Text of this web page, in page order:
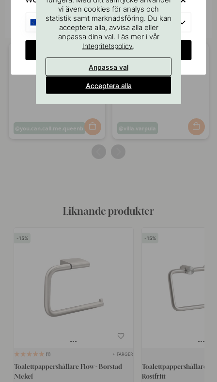
Tagga dina bilder med #beslagonline &
@beslagonline för att synas här!
Inlägg
you.can.call.me.queenb
Inlägg
villa.varpula
Liknande produkter
15
1 + FÄRGER
Toalettpappershållare Flow - Borstad
Nickel
15
Toalettpappershållare
Rostfritt
vi även cookies för analys och
statistik samt marknadsföring. Du kan
acceptera alla, avvisa alla eller
anpassa dina val. Läs mer i vår
Integritetspolicy.
Anpassa val
Acceptera alla
EU
CHANGE COUNTRY